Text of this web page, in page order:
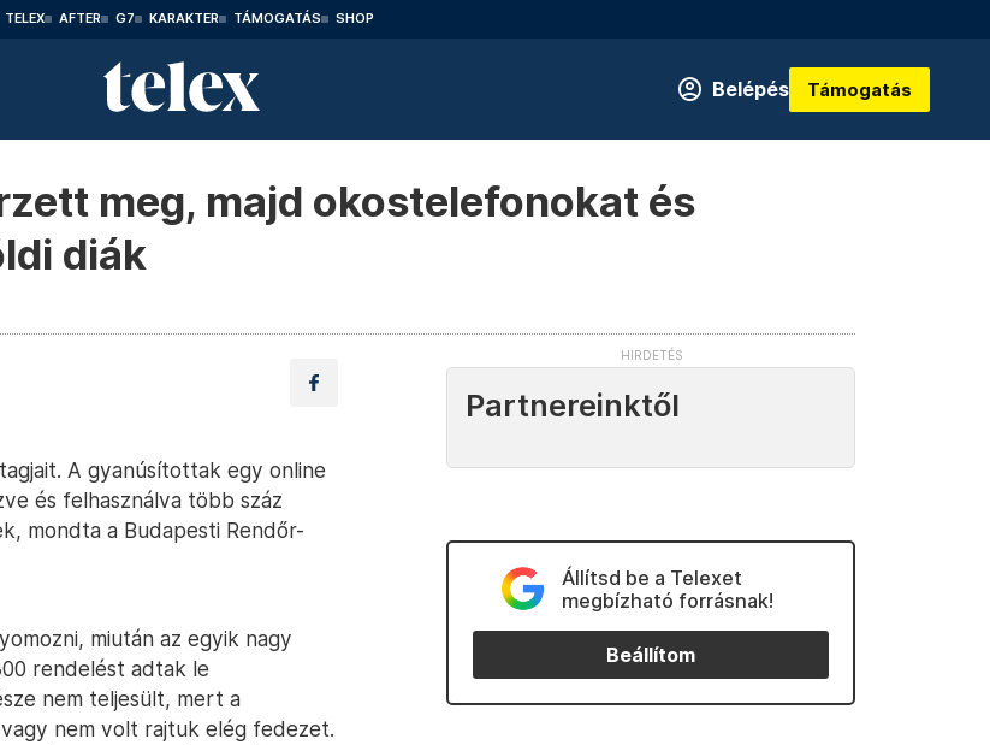
TELEX AFTER G7 KARAKTER TÁMOGATÁS SHOP
Belépés Támogatás
meg, majd okostelefonokat és
diák
A gyanúsítottak egy online
és felhasználva több száz
mondta a Budapesti Rendőr-
miután az egyik nagy
rendelést adtak le
nem teljesült, mert a
nem volt rajtuk elég fedezet.
Partnereinktől
Állítsd be a Telexet
megbízható forrásnak!
Beállítom